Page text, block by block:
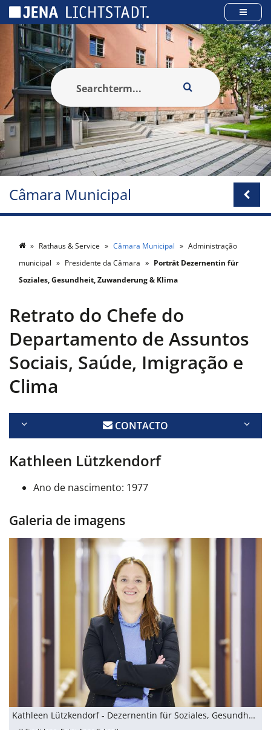
Câmara Municipal
Rathaus & Service Câmara Municipal
Administração
municipal
Presidente da Câmara
Porträt Dezernentin für
Soziales, Gesundheit, Zuwanderung & Klima
Retrato do Chefe do
Departamento de Assuntos
Sociais, Saúde, Imigração e
Clima
CONTACTO
Kathleen Lützkendorf
Ano de nascimento: 1977
Galeria de imagens
Kathleen Lützkendorf - Dezernentin für Soziales, Gesundheit, Zuwanderung & Klima
Cookies management panel